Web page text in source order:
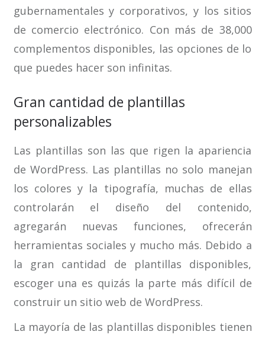
gubernamentales y corporativos, y los sitios
de comercio electrónico. Con más de 38,000
complementos disponibles, las opciones de lo
que puedes hacer son infinitas.
Gran cantidad de plantillas
personalizables
Las plantillas son las que rigen la apariencia
de WordPress. Las plantillas no solo manejan
los colores y la tipografía, muchas de ellas
controlarán el diseño del contenido,
agregarán nuevas funciones, ofrecerán
herramientas sociales y mucho más. Debido a
la gran cantidad de plantillas disponibles,
escoger una es quizás la parte más difícil de
construir un sitio web de WordPress.
La mayoría de las plantillas disponibles tienen